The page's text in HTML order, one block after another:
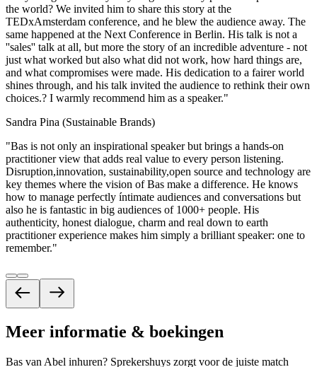
the world? We invited him to share this story at the
TEDxAmsterdam conference, and he blew the audience away. The
same happened at the Next Conference in Berlin. His talk is not a
''sales'' talk at all, but more the story of an incredible adventure - not
just what worked but also what did not work, how hard things are,
and what compromises were made. His dedication to a fairer world
shines through, and his talk invited the audience to rethink their own
choices.? I warmly recommend him as a speaker."
Sandra Pina (Sustainable Brands)
"Bas is not only an inspirational speaker but brings a hands-on
practitioner view that adds real value to every person listening.
Disruption,innovation, sustainability,open source and technology are
key themes where the vision of Bas make a difference. He knows
how to manage perfectly íntimate audiences and conversations but
also he is fantastic in big audiences of 1000+ people. His
authenticity, honest dialogue, charm and real down to earth
practitioner experience makes him simply a brilliant speaker: one to
remember."
Meer informatie & boekingen
Bas van Abel inhuren? Sprekershuys zorgt voor de juiste match